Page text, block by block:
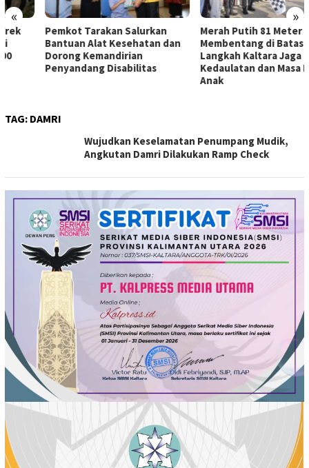
« »
Pemkot Tarakan Salurkan
Bantuan Alat Kesehatan dan
Dorong Kemandirian
Penyandang Disabilitas
Merah Putih 81 Meter
Membentang di Batas Negeri:
Langkah Kaltara Jaga
Kedaulatan dan Masa Depan
TAG: DAMRI
Wujudkan Keselamatan Penumpang Mudik,
Angkutan Damri Dilakukan Ramp Check